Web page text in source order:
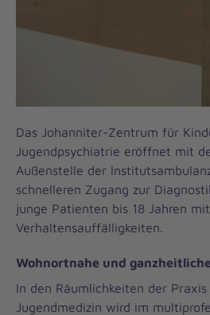
Das Johanniter-Zentrum für
Jugendpsychiatrie eröffnet mit
Außenstelle der
schnelleren Zugang zur
junge Patienten bis 18 Jahren
Verhaltensauffälligkeiten.
Wohnortnahe und
In den Räumlichkeiten der
Jugendmedizin wird im